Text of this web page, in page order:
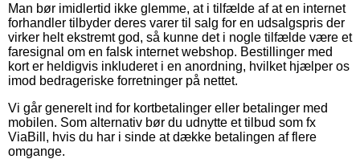
Man bør imidlertid ikke glemme, at i tilfælde af at en internet
forhandler tilbyder deres varer til salg for en udsalgspris der
virker helt ekstremt god, så kunne det i nogle tilfælde være et
faresignal om en falsk internet webshop. Bestillinger med
kort er heldigvis inkluderet i en anordning, hvilket hjælper os
imod bedrageriske forretninger på nettet.
Vi går generelt ind for kortbetalinger eller betalinger med
mobilen. Som alternativ bør du udnytte et tilbud som fx
ViaBill, hvis du har i sinde at dække betalingen af flere
omgange.